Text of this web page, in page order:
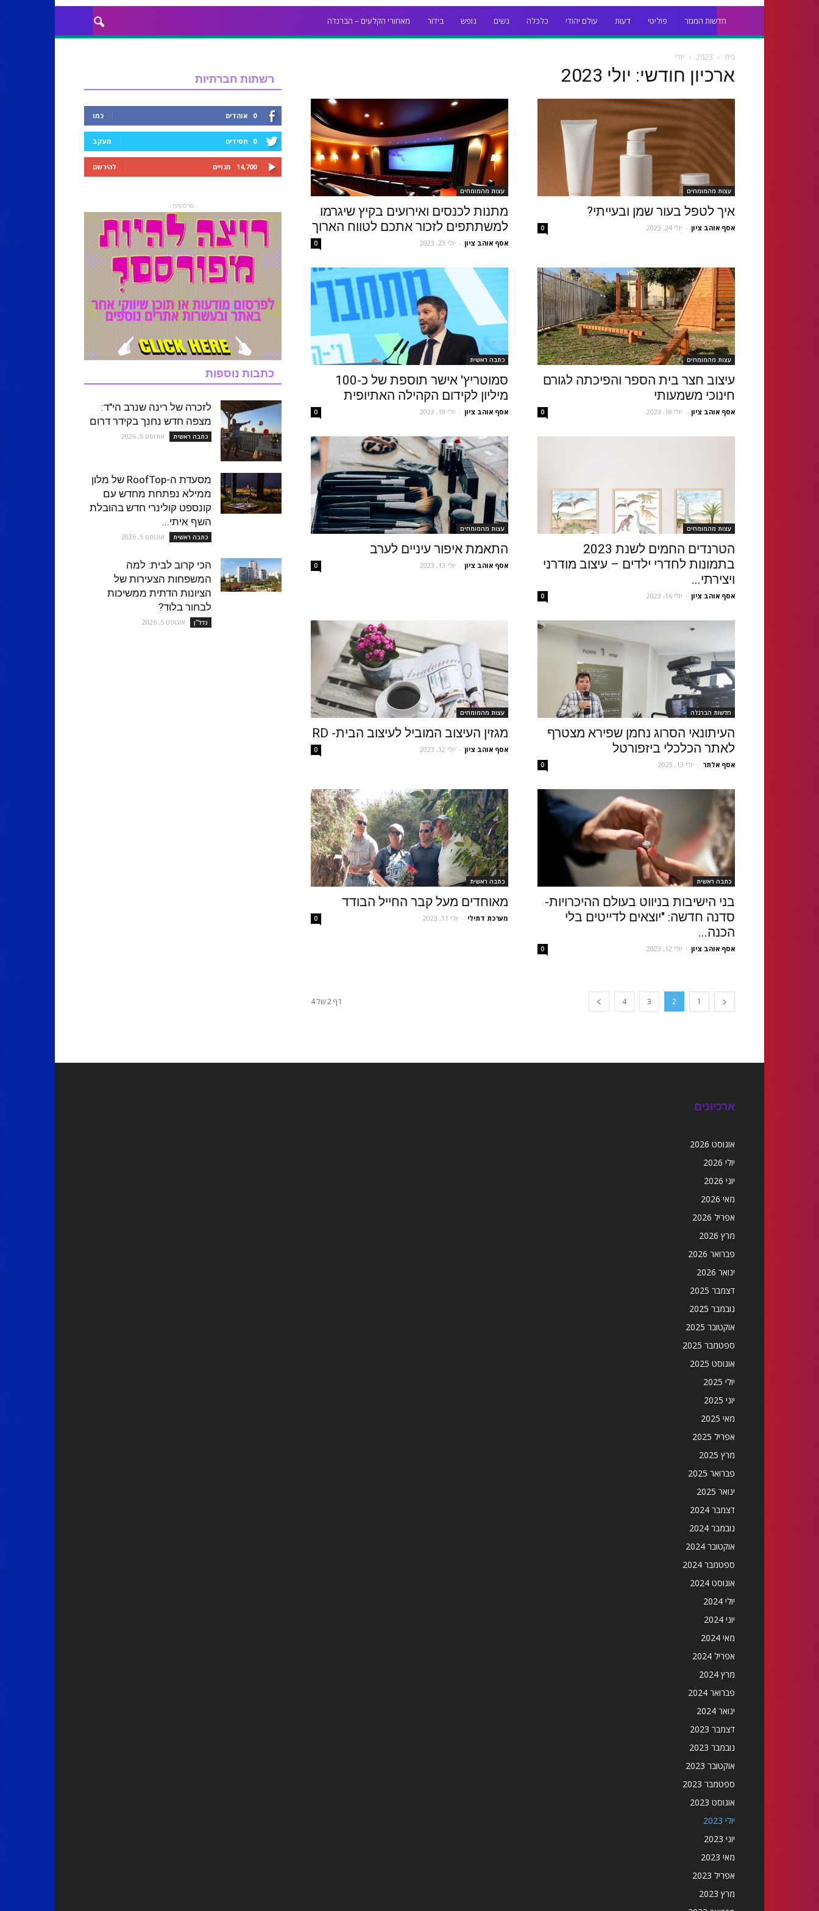
חדשות המגזר פוליטי דעות עולם יהודי כלכלה נשים נופש בידור מאחורי הקלעים – הברנז'ה
בית 2023 יולי
ארכיון חודשי: יולי 2023
עצות מהמומחים
איך לטפל בעור שמן ובעייתי?
אסף אוהב ציון - יולי 24, 2023 0
עצות מהמומחים
מתנות לכנסים ואירועים בקיץ שיגרמו
למשתתפים לזכור אתכם לטווח הארוך
אסף אוהב ציון - יולי 23, 2023 0
עצות מהמומחים
עיצוב חצר בית הספר והפיכתה לגורם
חינוכי משמעותי
אסף אוהב ציון - יולי 18, 2023 0
כתבה ראשית
סמוטריץ' אישר תוספת של כ-100
מיליון לקידום הקהילה האתיופית
אסף אוהב ציון - יולי 18, 2023 0
עצות מהמומחים
הטרנדים החמים לשנת 2023
בתמונות לחדרי ילדים – עיצוב מודרני
ויצירתי...
אסף אוהב ציון - יולי 16, 2023 0
עצות מהמומחים
התאמת איפור עיניים לערב
אסף אוהב ציון - יולי 13, 2023 0
חדשות הברנז'ה
העיתונאי הסרוג נחמן שפירא מצטרף
לאתר הכלכלי ביזפורטל
אסף אלתר - יולי 13, 2023 0
עצות מהמומחים
מגזין העיצוב המוביל לעיצוב הבית- RD
אסף אוהב ציון - יולי 12, 2023 0
כתבה ראשית
בני הישיבות בניווט בעולם ההיכרויות-
סדנה חדשה: "יוצאים לדייטים בלי
הכנה...
אסף אוהב ציון - יולי 12, 2023 0
כתבה ראשית
מאוחדים מעל קבר החייל הבודד
מערכת דתילי - יולי 11, 2023 0
1
2
3
4 דף 2 של 4
רשתות חברתיות
0 אוהדים כמו
0 חסידים מעקב
14,700 מנויים להירשם
- פרסומת -
כתבות נוספות
לזכרה של רינה שנרב הי"ד:
מצפה חדש נחנך בקידר דרום
כתבה ראשית אוגוסט 5, 2026
מסעדת ה-RoofTop של מלון
ממילא נפתחת מחדש עם
קונספט קולינרי חדש בהובלת
השף איתי...
כתבה ראשית אוגוסט 5, 2026
הכי קרוב לבית: למה
המשפחות הצעירות של
הציונות הדתית ממשיכות
לבחור בלוד?
נדל''ן אוגוסט 5, 2026
ארכיונים
אוגוסט 2026
יולי 2026
יוני 2026
מאי 2026
אפריל 2026
מרץ 2026
פברואר 2026
ינואר 2026
דצמבר 2025
נובמבר 2025
אוקטובר 2025
ספטמבר 2025
אוגוסט 2025
יולי 2025
יוני 2025
מאי 2025
אפריל 2025
מרץ 2025
פברואר 2025
ינואר 2025
דצמבר 2024
נובמבר 2024
אוקטובר 2024
ספטמבר 2024
אוגוסט 2024
יולי 2024
יוני 2024
מאי 2024
אפריל 2024
מרץ 2024
פברואר 2024
ינואר 2024
דצמבר 2023
נובמבר 2023
אוקטובר 2023
ספטמבר 2023
אוגוסט 2023
יולי 2023
יוני 2023
מאי 2023
אפריל 2023
מרץ 2023